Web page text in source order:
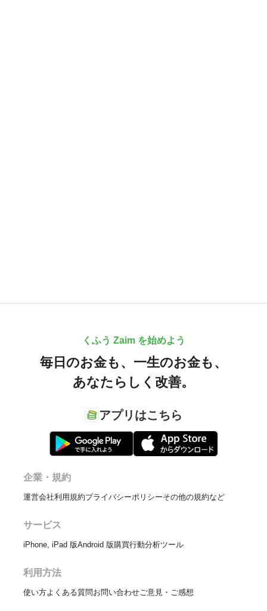
くふう Zaim を始めよう
毎日のお金も、 一生のお金も、
あなたらしく改善。
アプリはこちら
企業・規約
運営会社利用規約プライバシーポリシーその他の規約など
サービス
iPhone, iPad 版Android 版購買行動分析ツール
利用方法
使い方よくある質問お問い合わせご意見・ご感想